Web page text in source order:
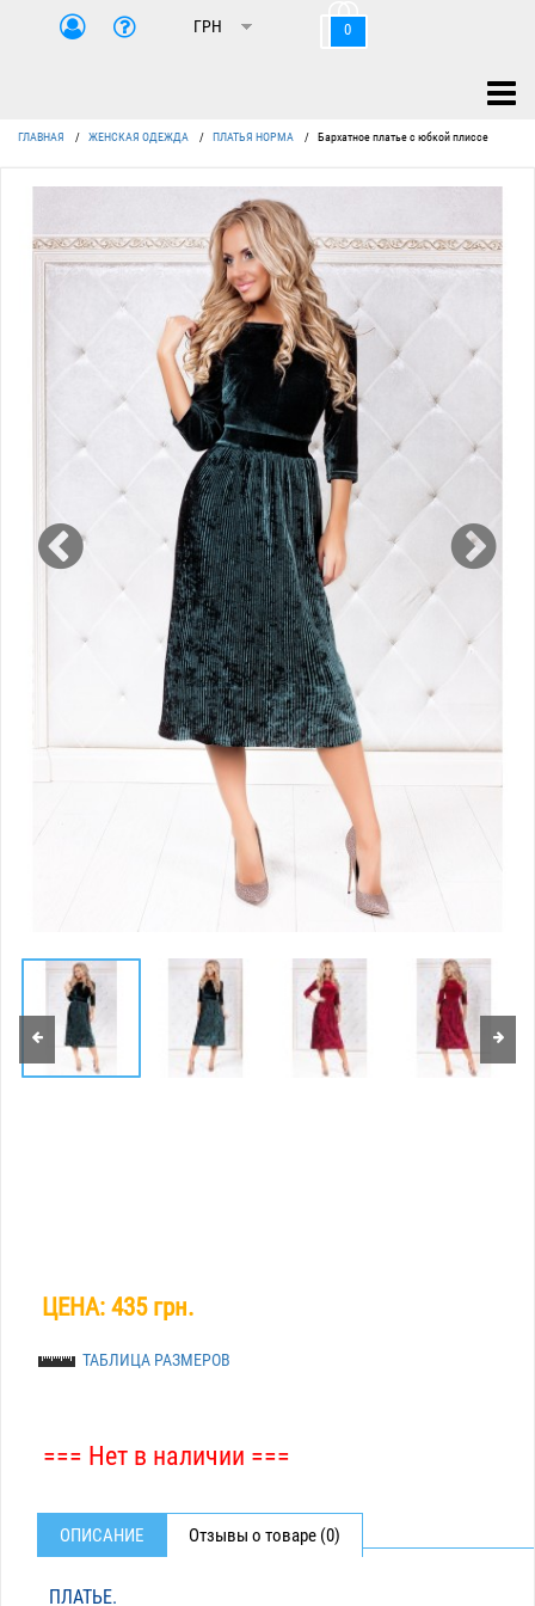
0
ГЛАВНАЯ / ЖЕНСКАЯ ОДЕЖДА / ПЛАТЬЯ НОРМА / Бархатное платье с юбкой плиссе
ЦЕНА: 435 грн.
ТАБЛИЦА РАЗМЕРОВ
=== Нет в наличии ===
ОПИСАНИЕ Отзывы о товаре (0)
ПЛАТЬЕ.